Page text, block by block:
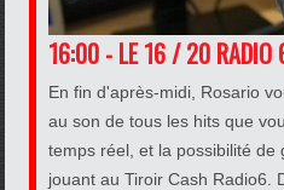
16:00 - LE 16 / 20 RADIO
En fin d'après-midi, Rosario
au son de tous les hits que
temps réel, et la possibilité
jouant au Tiroir Cash Radio6.